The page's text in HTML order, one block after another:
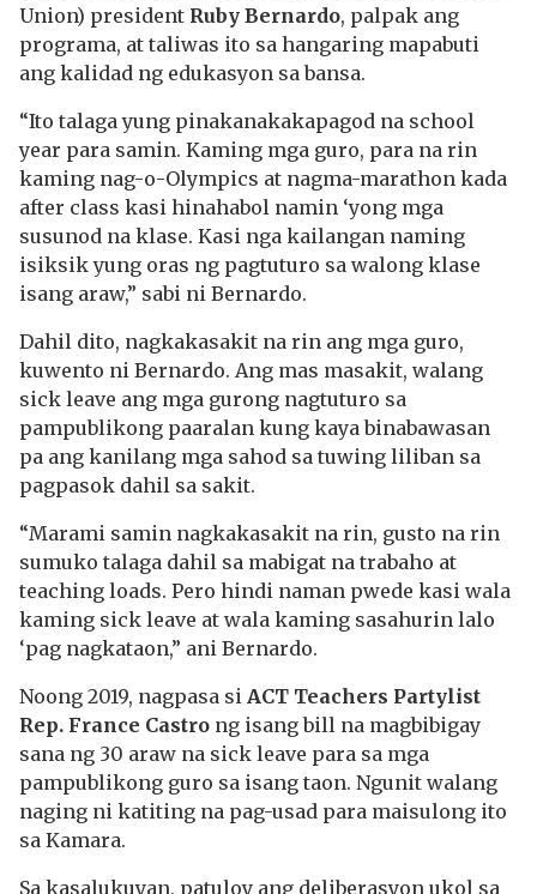
Union) president Ruby Bernardo, palpak ang
programa, at taliwas ito sa hangaring mapabuti
ang kalidad ng edukasyon sa bansa.
“Ito talaga yung pinakanakakapagod na school
year para samin. Kaming mga guro, para na rin
kaming nag-o-Olympics at nagma-marathon kada
after class kasi hinahabol namin ‘yong mga
susunod na klase. Kasi nga kailangan naming
isiksik yung oras ng pagtuturo sa walong klase
isang araw,” sabi ni Bernardo.
Dahil dito, nagkakasakit na rin ang mga guro,
kuwento ni Bernardo. Ang mas masakit, walang
sick leave ang mga gurong nagtuturo sa
pampublikong paaralan kung kaya binabawasan
pa ang kanilang mga sahod sa tuwing liliban sa
pagpasok dahil sa sakit.
“Marami samin nagkakasakit na rin, gusto na rin
sumuko talaga dahil sa mabigat na trabaho at
teaching loads. Pero hindi naman pwede kasi wala
kaming sick leave at wala kaming sasahurin lalo
‘pag nagkataon,” ani Bernardo.
Noong 2019, nagpasa si ACT Teachers Partylist
Rep. France Castro ng isang bill na magbibigay
sana ng 30 araw na sick leave para sa mga
pampublikong guro sa isang taon. Ngunit walang
naging ni katiting na pag-usad para maisulong ito
sa Kamara.
Sa kasalukuyan, patuloy ang deliberasyon ukol sa